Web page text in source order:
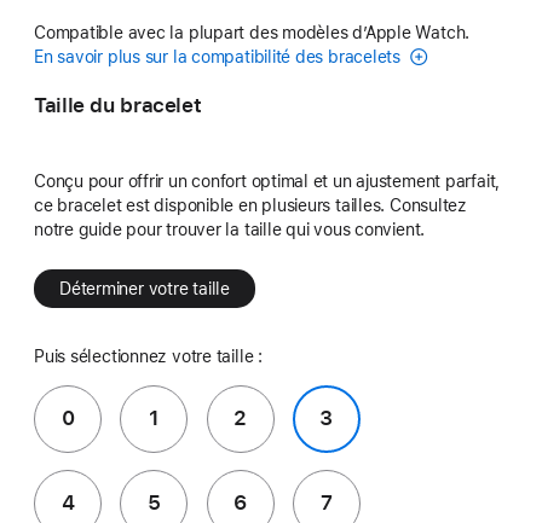
Compatible avec la plupart des modèles d’Apple Watch.
En savoir plus sur la compatibilité des bracelets
Taille du bracelet
Conçu pour offrir un confort optimal et un ajustement parfait,
ce bracelet est disponible en plusieurs tailles. Consultez
notre guide pour trouver la taille qui vous convient.
Déterminer votre taille
Puis sélectionnez votre taille :
0 1 2 3
4 5 6 7